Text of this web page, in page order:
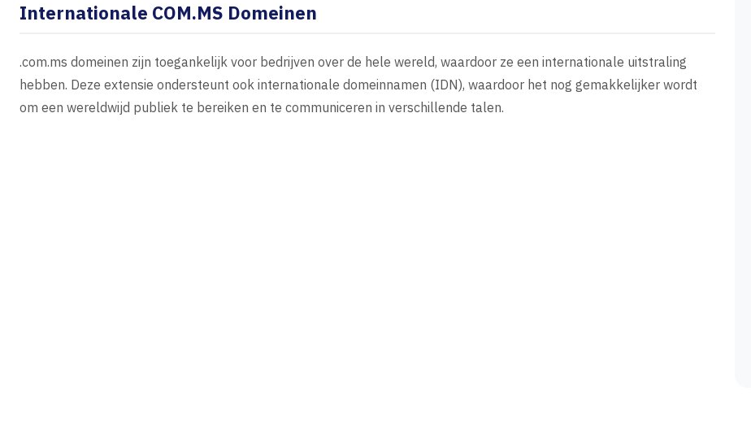
Internationale COM.MS Domeinen
.com.ms domeinen zijn toegankelijk voor bedrijven over de hele wereld, waardoor ze een internationale uitstraling
hebben. Deze extensie ondersteunt ook internationale domeinnamen (IDN), waardoor het nog gemakkelijker wordt
om een wereldwijd publiek te bereiken en te communiceren in verschillende talen.